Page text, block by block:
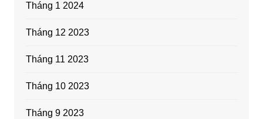
Tháng 1 2024
Tháng 12 2023
Tháng 11 2023
Tháng 10 2023
Tháng 9 2023